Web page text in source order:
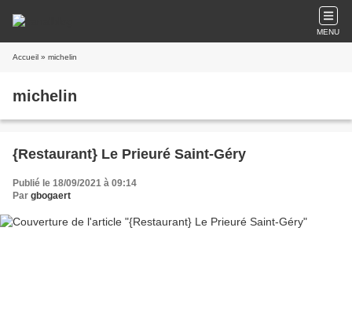
MENU
Accueil » michelin
michelin
{Restaurant} Le Prieuré Saint-Géry
Publié le 18/09/2021 à 09:14
Par gbogaert